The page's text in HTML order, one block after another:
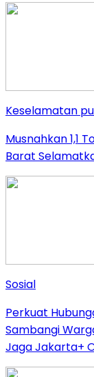
Keselamatan
Musnahkan 1,1
Barat
Sosial
Perkuat
Sambangi
Jaga Jakarta+